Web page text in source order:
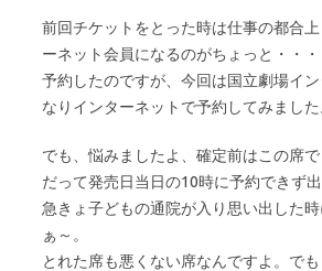
前回チケットをとった時は仕事の都合
ーネット会員になるのがちょっと・・
予約したのですが、今回は国立劇場イ
なりインターネットで予約してみました
でも、悩みましたよ、確定前はこの席で
だって発売日当日の10時に予約できず
急きょ子どもの通院が入り思い出した
ぁ～。
とれた席も悪くない席なんですよ。で